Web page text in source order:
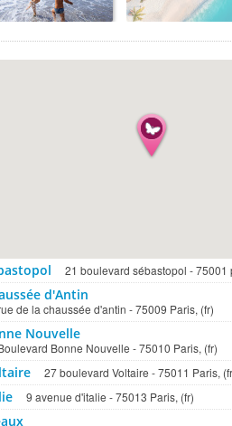
21 boulevard sébastopol - 75001
d'Antin
de la chaussée d'antin - 75009 Paris, (fr)
Nouvelle
Bonne Nouvelle - 75010 Paris, (fr)
27 boulevard Voltaire - 75011 Paris,
9 avenue d'italie - 75013 Paris, (fr)